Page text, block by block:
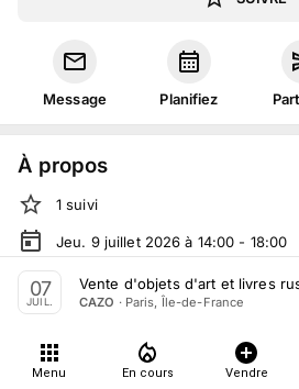
Message Planifiez
À propos
1 suivi
Jeu. 9 juillet 2026 à 14:00 - 18:00
Vente volontaireorganiséepar
En salle :
Tout le monde peut participer
07
JUIL.
Vente d'objets d'art et livres
CAZO · Paris, Île-de-France
Menu En cours Vendre